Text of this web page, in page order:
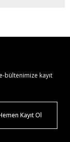
bültenimize kayıt
Kayıt Ol